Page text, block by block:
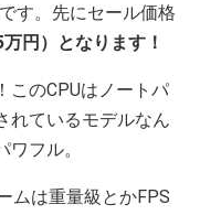
す。先にセール価格
円）となります！
このCPUはノートパ
れているモデルなん
フル。
ムは重量級とかFPS